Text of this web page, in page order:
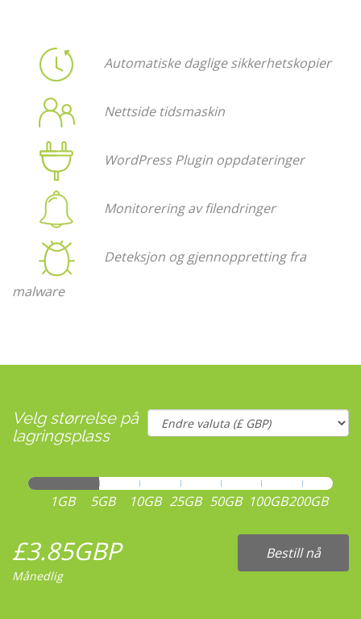
Automatiske daglige sikkerhetskopier
Nettside tidsmaskin
WordPress Plugin oppdateringer
Monitorering av filendringer
Deteksjon og gjennoppretting fra
malware
Velg størrelse på
lagringsplass
1GB 5GB 10GB 25GB 50GB 100GB200GB
£3.85GBP
Månedlig
Bestill nå